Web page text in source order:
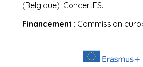
(Belgique), ConcertES.
Financement : Commission